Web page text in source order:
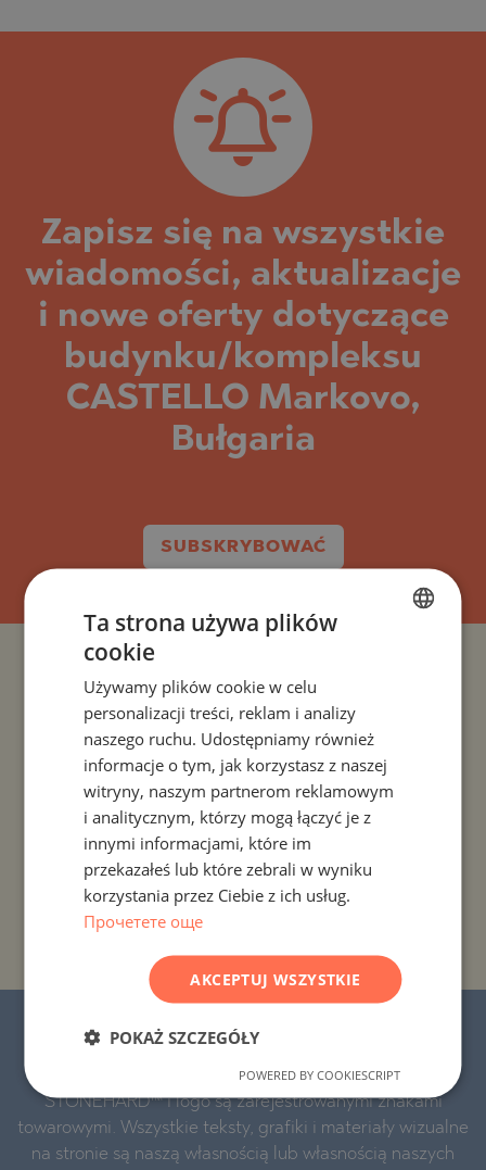
Zapisz się na wszystkie
wiadomości, aktualizacje
i nowe oferty dotyczące
budynku/kompleksu
CASTELLO Markovo,
Bułgaria
SUBSKRYBOWAĆ
PROJEKTY I NIERUCHOMOŚCI WEDŁUG ROZLICZENIA
PROJEKTY I NIERUCHOMOŚCI WEDŁUG TYPU
NIERUCHOMOŚCI
PROJEKTY I NIERUCHOMOŚCI WEDŁUG REGIONU
PROJEKTY I NIERUCHOMOŚCI WEDŁUG NAZWY
© 2016-2026 „Stonehard Marketing” Ltd.
STONEHARD™ i logo są zarejestrowanymi znakami
towarowymi. Wszystkie teksty, grafiki i materiały wizualne
na stronie są naszą własnością lub własnością naszych
GERMAN
FRENCH
ROMANIAN
Ta strona używa plików
cookie
Używamy plików cookie w celu
personalizacji treści, reklam i analizy
naszego ruchu. Udostępniamy również
informacje o tym, jak korzystasz z naszej
witryny, naszym partnerom reklamowym
i analitycznym, którzy mogą łączyć je z
innymi informacjami, które im
przekazałeś lub które zebrali w wyniku
korzystania przez Ciebie z ich usług.
Прочетете още
AKCEPTUJ WSZYSTKIE
POKAŻ SZCZEGÓŁY
POWERED BY COOKIESCRIPT